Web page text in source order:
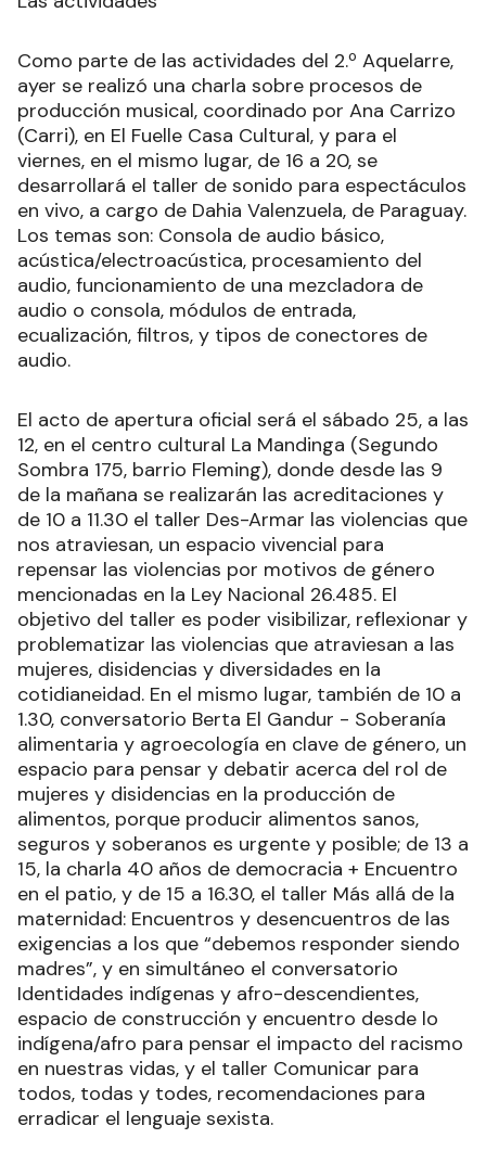
Como parte de las actividades del 2.º Aquelarre,
ayer se realizó una charla sobre procesos de
producción musical, coordinado por Ana Carrizo
(Carri), en El Fuelle Casa Cultural, y para el
viernes, en el mismo lugar, de 16 a 20, se
desarrollará el taller de sonido para espectáculos
en vivo, a cargo de Dahia Valenzuela, de Paraguay.
Los temas son: Consola de audio básico,
acústica/electroacústica, procesamiento del
audio, funcionamiento de una mezcladora de
audio o consola, módulos de entrada,
ecualización, filtros, y tipos de conectores de
audio.
El acto de apertura oficial será el sábado 25, a las
12, en el centro cultural La Mandinga (Segundo
Sombra 175, barrio Fleming), donde desde las 9
de la mañana se realizarán las acreditaciones y
de 10 a 11.30 el taller Des-Armar las violencias que
nos atraviesan, un espacio vivencial para
repensar las violencias por motivos de género
mencionadas en la Ley Nacional 26.485. El
objetivo del taller es poder visibilizar, reflexionar y
problematizar las violencias que atraviesan a las
mujeres, disidencias y diversidades en la
cotidianeidad. En el mismo lugar, también de 10 a
1.30, conversatorio Berta El Gandur - Soberanía
alimentaria y agroecología en clave de género, un
espacio para pensar y debatir acerca del rol de
mujeres y disidencias en la producción de
alimentos, porque producir alimentos sanos,
seguros y soberanos es urgente y posible; de 13 a
15, la charla 40 años de democracia + Encuentro
en el patio, y de 15 a 16.30, el taller Más allá de la
maternidad: Encuentros y desencuentros de las
exigencias a los que “debemos responder siendo
madres”, y en simultáneo el conversatorio
Identidades indígenas y afro-descendientes,
espacio de construcción y encuentro desde lo
indígena/afro para pensar el impacto del racismo
en nuestras vidas, y el taller Comunicar para
todos, todas y todes, recomendaciones para
erradicar el lenguaje sexista.